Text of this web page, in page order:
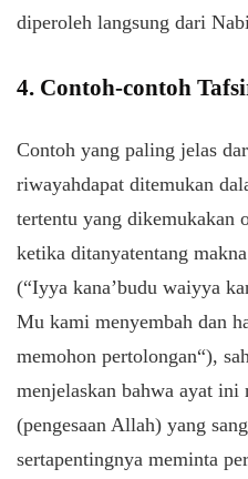
diperoleh langsung dari
4. Contoh-contoh
Contoh yang paling jelas
riwayahdapat ditemukan
tertentu yang dikemukakan
ketika ditanyatentang makna
(“Iyya kana’budu waiyya
Mu kami menyembah dan
memohon pertolongan“),
menjelaskan bahwa ayat ini
(pengesaan Allah) yang
sertapentingnya meminta